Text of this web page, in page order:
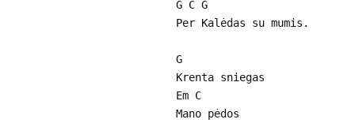
G C G
Per Kalėdas su mumis.
G
Krenta sniegas
Em C
Mano pėdos